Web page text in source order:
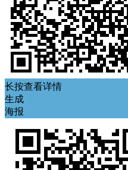
长按查看详情
生成
海报